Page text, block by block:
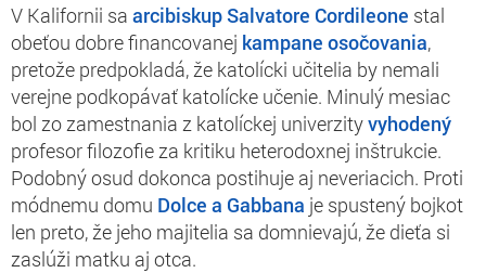
V Kalifornii sa arcibiskup Salvatore Cordileone stal
obeťou dobre financovanej kampane osočovania,
pretože predpokladá, že katolícki učitelia by nemali
verejne podkopávať katolícke učenie. Minulý mesiac
bol zo zamestnania z katolíckej univerzityvyhodený
profesor filozofie za kritiku heterodoxnej inštrukcie.
Podobný osud dokonca postihuje aj neveriacich. Proti
módnemu domu Dolce a Gabbana je spustený bojkot
len preto, že jeho majitelia sa domnievajú, že dieťa si
zaslúži matku aj otca.